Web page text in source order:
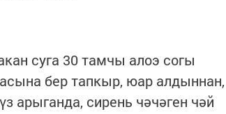
суга 30 тамчы алоэ согы
бер тапкыр, юар алдыннан,
арыганда, сирень чәчәген чәй